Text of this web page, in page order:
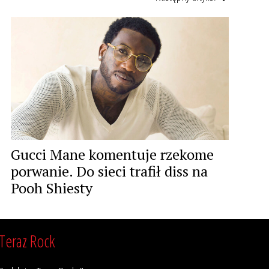
Gucci Mane komentuje rzekome
porwanie. Do sieci trafił diss na
Pooh Shiesty
Rock